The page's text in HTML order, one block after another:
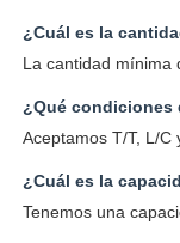
¿Cuál es la
La cantidad mínima
¿Qué condiciones
Aceptamos T/T, L/C
¿Cuál es la
Tenemos una